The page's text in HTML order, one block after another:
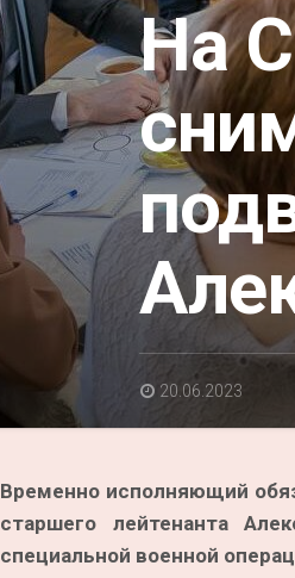
На
20.06.2023
Временно исполняющий
старшего лейтенанта
специальной военной